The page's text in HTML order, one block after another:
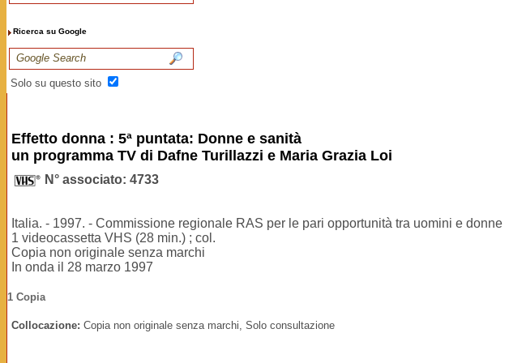
Ricerca su Google
Solo su questo sito
Effetto donna : 5ª puntata: Donne e sanità
un programma TV di Dafne Turillazzi e Maria Grazia Loi
N° associato: 4733
Italia. - 1997. - Commissione regionale RAS per le pari opportunità tra uomini e donne
1 videocassetta VHS (28 min.) ; col.
Copia non originale senza marchi
In onda il 28 marzo 1997
1 Copia
Collocazione: Copia non originale senza marchi, Solo consultazione